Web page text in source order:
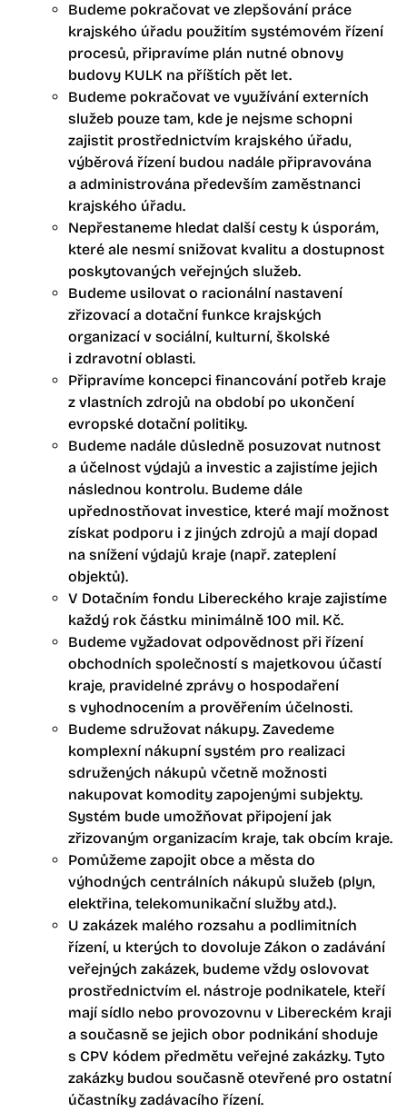
Budeme pokračovat ve zlepšování práce
krajského úřadu použitím systémovém řízení
procesů, připravíme plán nutné obnovy
budovy KULK na příštích pět let.
Budeme pokračovat ve využívání externích
služeb pouze tam, kde je nejsme schopni
zajistit prostřednictvím krajského úřadu,
výběrová řízení budou nadále připravována
a administrována především zaměstnanci
krajského úřadu.
Nepřestaneme hledat další cesty k úsporám,
které ale nesmí snižovat kvalitu a dostupnost
poskytovaných veřejných služeb.
Budeme usilovat o racionální nastavení
zřizovací a dotační funkce krajských
organizací v sociální, kulturní, školské
i zdravotní oblasti.
Připravíme koncepci financování potřeb kraje
z vlastních zdrojů na období po ukončení
evropské dotační politiky.
Budeme nadále důsledně posuzovat nutnost
a účelnost výdajů a investic a zajistíme jejich
následnou kontrolu. Budeme dále
upřednostňovat investice, které mají možnost
získat podporu i z jiných zdrojů a mají dopad
na snížení výdajů kraje (např. zateplení
objektů).
V Dotačním fondu Libereckého kraje zajistíme
každý rok částku minimálně 100 mil. Kč.
Budeme vyžadovat odpovědnost při řízení
obchodních společností s majetkovou účastí
kraje, pravidelné zprávy o hospodaření
s vyhodnocením a prověřením účelnosti.
Budeme sdružovat nákupy. Zavedeme
komplexní nákupní systém pro realizaci
sdružených nákupů včetně možnosti
nakupovat komodity zapojenými subjekty.
Systém bude umožňovat připojení jak
zřizovaným organizacím kraje, tak obcím kraje.
Pomůžeme zapojit obce a města do
výhodných centrálních nákupů služeb (plyn,
elektřina, telekomunikační služby atd.).
U zakázek malého rozsahu a podlimitních
řízení, u kterých to dovoluje Zákon o zadávání
veřejných zakázek, budeme vždy oslovovat
prostřednictvím el. nástroje podnikatele, kteří
mají sídlo nebo provozovnu v Libereckém kraji
a současně se jejich obor podnikání shoduje
s CPV kódem předmětu veřejné zakázky. Tyto
zakázky budou současně otevřené pro ostatní
účastníky zadávacího řízení.